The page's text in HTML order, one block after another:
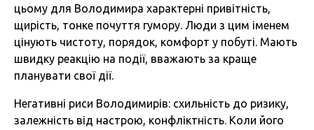
цьому для Володимира характерні привітність,
щирість, тонке почуття гумору. Люди з цим іменем
цінують чистоту, порядок, комфорт у побуті. Мають
швидку реакцію на події, вважають за краще
планувати свої дії.
Негативні риси Володимирів: схильність до ризику,
залежність від настрою, конфліктність. Коли його